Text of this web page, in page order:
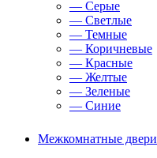
— Серые
— Светлые
— Темные
— Коричневые
— Красные
— Желтые
— Зеленые
— Синие
Межкомнатные двери